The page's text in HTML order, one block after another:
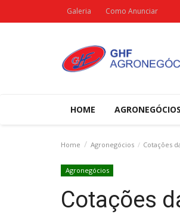
Galeria Como Anunciar
HOME AGRONEGÓCIOS
Home Agronegócios Cotações
Agronegócios
Cotações